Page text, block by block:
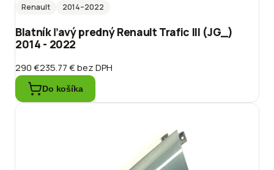
Renault
2014–2022
Blatník ľavý predný Renault Trafic III (JG_)
2014 - 2022
290 €235.77 €bez DPH
Do košíka